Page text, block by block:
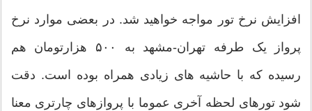
افزایش نرخ تور مواجه خواهید شد. در بعضی موارد نرخ
پرواز یک طرفه تهران-مشهد به ۵۰۰ هزارتومان هم
رسیده که با حاشیه های زیادی همراه بوده است. دقت
شود تورهای لحظه آخری عموما با پروازهای چارتری معنا